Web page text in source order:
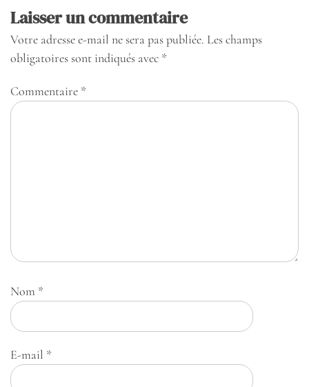
Laisser un commentaire
Votre adresse e-mail ne sera pas publiée. Les champs
obligatoires sont indiqués avec *
Commentaire *
Nom *
E-mail *